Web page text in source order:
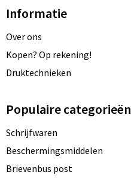
Informatie
Over ons
Kopen? Op rekening!
Druktechnieken
Populaire categorieën
Schrijfwaren
Beschermingsmiddelen
Brievenbus post